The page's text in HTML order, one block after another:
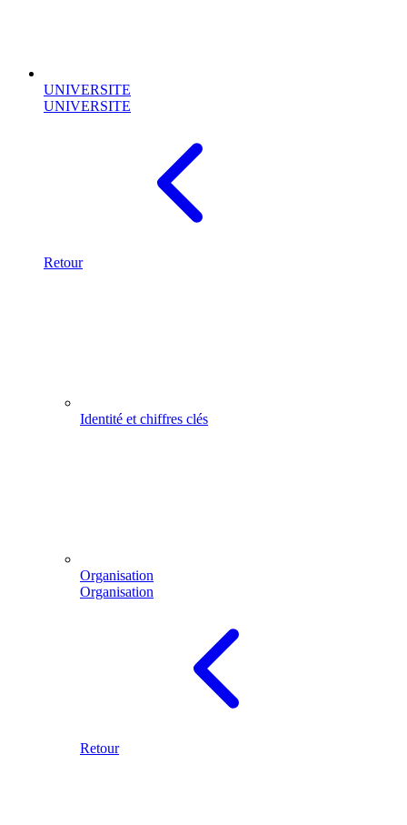
UNIVERSITE
UNIVERSITE
Retour
Identité et chiffres clés
Organisation
Organisation
Retour